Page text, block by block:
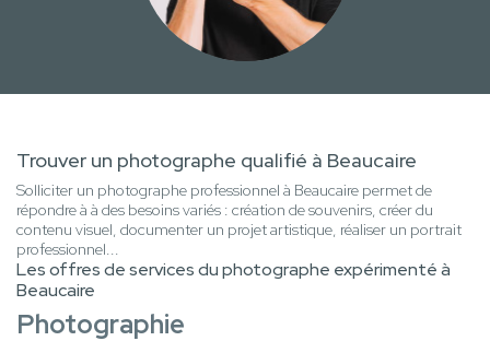
Trouver un photographe qualifié à Beaucaire
Solliciter un photographe professionnel à Beaucaire permet de
répondre à à des besoins variés : création de souvenirs, créer du
contenu visuel, documenter un projet artistique, réaliser un portrait
professionnel...
Les offres de services du photographe expérimenté à
Beaucaire
Photographie